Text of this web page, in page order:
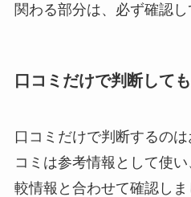
関わる部分は、必ず確認し
口コミだけで判断して
口コミだけで判断するの
コミは参考情報として使
較情報と合わせて確認しま